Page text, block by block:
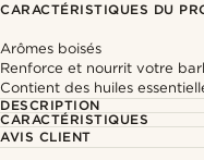
CARACTÉRISTIQUES DU
Arômes boisés
Renforce et nourrit votre
Contient des huiles
DESCRIPTION
CARACTÉRISTIQUES
AVIS CLIENT